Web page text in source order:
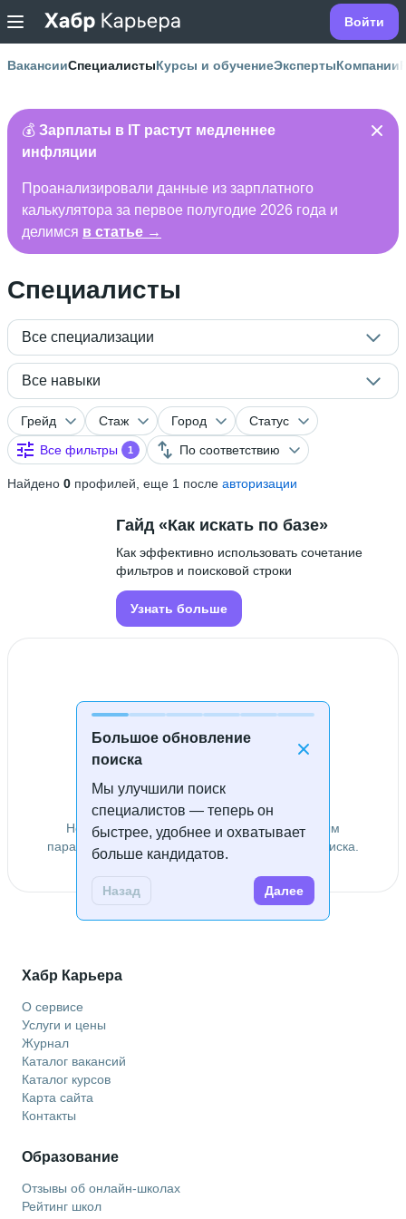
Войти
ВакансииСпециалистыКурсы и обучениеЭкспертыКомпании
💰 Зарплаты в IT растут медленнее
инфляции
Проанализировали данные из зарплатного
калькулятора за первое полугодие 2026 года и
делимся в статье →
Специалисты
Все специализации
Все навыки
Грейд Стаж Город
Статус
Все фильтры
1 По соответствию
Найдено 0 профилей, еще 1 после авторизации
Большое обновление
поиска
Мы улучшили поиск
специалистов — теперь он
быстрее, удобнее и охватывает
больше кандидатов.
Назад Далее
Гайд «Как искать по базе»
Как эффективно использовать сочетание
фильтров и поисковой строки
Узнать больше
Специалисты не найдены
Не удалось найти специалистов по заданным
параметрам. Попробуйте изменить условия поиска.
Хабр Карьера
О сервисе
Услуги и цены
Журнал
Каталог вакансий
Каталог курсов
Карта сайта
Контакты
Образование
Отзывы об онлайн-школах
Рейтинг школ